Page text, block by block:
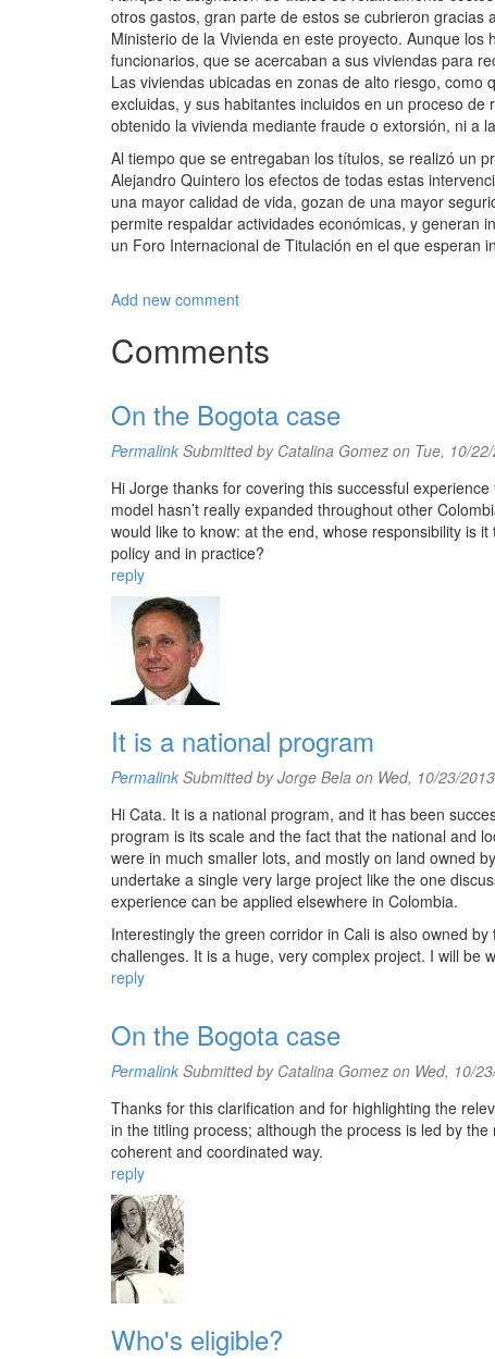
otros gastos, gran parte de estos se cubrieron
Ministerio de la Vivienda en este proyecto. Aunque
funcionarios, que se acercaban a sus viviendas para
Las viviendas ubicadas en zonas de alto riesgo,
excluidas, y sus habitantes incluidos en un proceso
obtenido la vivienda mediante fraude o extorsión, ni a
Al tiempo que se entregaban los títulos, se realizó un
Alejandro Quintero los efectos de todas estas
una mayor calidad de vida, gozan de una mayor
permite respaldar actividades económicas, y generan
un Foro Internacional de Titulación en el que esperan
Add new comment
Comments
On the Bogota case
Permalink Submitted by Catalina Gomez on Tue, 10/
Hi Jorge thanks for covering this successful
model hasn’t really expanded throughout other
would like to know: at the end, whose responsibility is
policy and in practice?
reply
It is a national program
Permalink Submitted byJorge Bela on Wed, 10/23/
Hi Cata. It is a national program, and it has been
program is its scale and the fact that the national and
were in much smaller lots, and mostly on land owned
undertake a single very large project like the one
experience can be applied elsewhere in Colombia.
Interestingly the green corridor in Cali is also owned
challenges. It is a huge, very complex project. I will be
reply
On the Bogota case
Permalink Submitted by Catalina Gomez on Wed, 10/
Thanks for this clarification and for highlighting the
in the titling process; although the process is led by
coherent and coordinated way.
reply
Who's eligible?